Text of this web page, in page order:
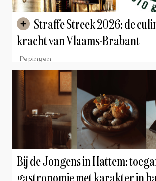
kracht van Vlaams-Brabant
Pepingen
Bij de Jongens in Hattem: